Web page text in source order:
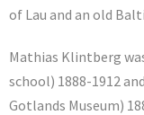
of Lau and an old
Mathias Klintberg
school) 1888-1912
Gotlands Museum)